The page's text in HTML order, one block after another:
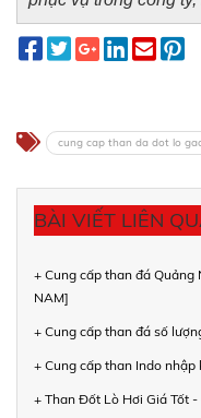
cung cap than da dot lo
BÀI VIẾT LIÊN
+ Cung cấp than đá Quảng
NAM]
+ Cung cấp than đá số
+ Cung cấp than Indo
+ Than Đốt Lò Hơi Giá Tốt